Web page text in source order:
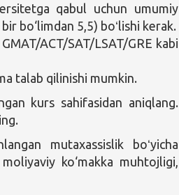
qabul uchun umumiy
bo‘limdan 5,5) boʻlishi kerak.
ACT/SAT/LSAT/GRE kabi
talab qilinishi mumkin.
kurs sahifasidan aniqlang.
mutaxassislik boʻyicha
ko‘makka muhtojligi,